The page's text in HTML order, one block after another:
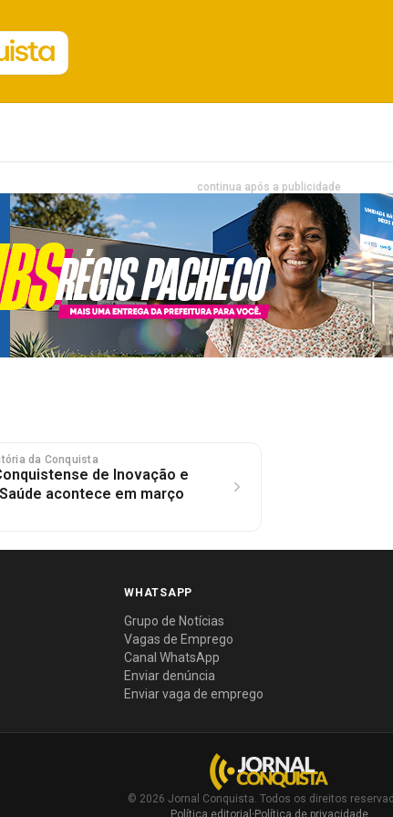
continua após a publicidade
da Conquista
de Inovação e
acontece em março
WHATSAPP
Grupo de Notícias
Vagas de Emprego
Canal WhatsApp
Enviar denúncia
Enviar vaga de emprego
© 2026 Jornal Conquista. Todos os direitos
Política editorial · Política de privacidade